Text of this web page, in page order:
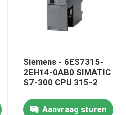
Siemens - 6ES7315-
2EH14-0AB0 SIMATIC
S7-300 CPU 315-2
Aanvraag sturen